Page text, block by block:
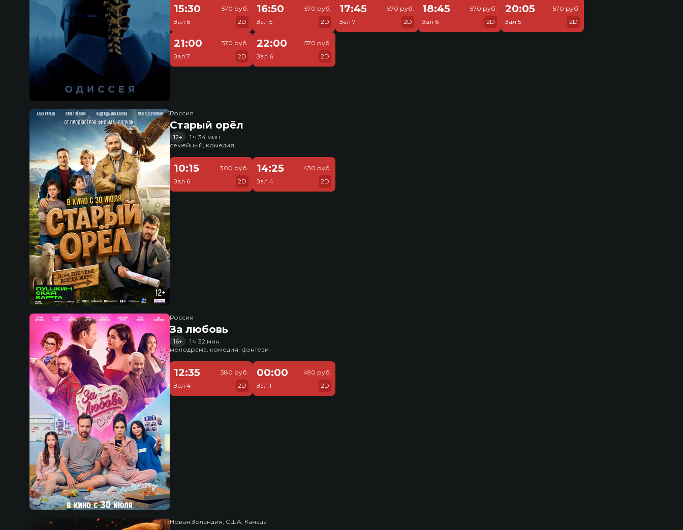
15:30
Зал 6
570 руб.
2D
16:50
Зал 5
570 руб.
2D
17:45
Зал 7
570 руб.
2D
18:45
Зал 6
570 руб.
2D
20:05
Зал 5
570 руб.
2D
21:00
Зал 7
570 руб.
2D
22:00
Зал 6
570 руб.
2D
Россия
Старый орёл
12+
1 ч 34 мин
семейный, комедия
10:15
Зал 6
300 руб.
2D
14:25
Зал 4
430 руб.
2D
Россия
За любовь
16+
1 ч 32 мин
мелодрама, комедия, фэнтези
12:35
Зал 4
380 руб.
2D
00:00
Зал 1
490 руб.
2D
Новая Зеландия, США, Канада